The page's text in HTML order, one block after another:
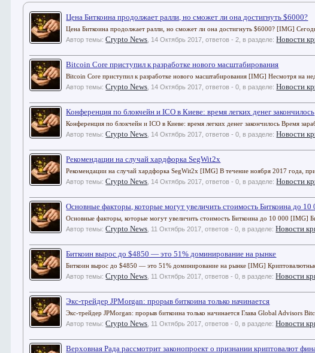
Цена Биткоина продолжает ралли, но сможет ли она достигнуть $6000?
Цена Биткоина продолжает ралли, но сможет ли она достигнуть $6000? [IMG]
Автор темы:Crypto News 14 Октябрь 2017 , ответов - 2, в разделе:Новости
Bitcoin Core приступил к разработке нового масштабирования
Bitcoin Core приступил к разработке нового масштабирования [IMG] Несмотря на
Автор темы:Crypto News 14 Октябрь 2017 , ответов - 0, в разделе:Новости
Конференция по блокчейн и ICO в Киеве: время легких денег закончилось
Конференция по блокчейн и ICO в Киеве: время легких денег закончилось Время
Автор темы:Crypto News 14 Октябрь 2017 , ответов - 0, в разделе:Новости
Рекомендации на случай хардфорка SegWit2x
Рекомендации на случай хардфорка SegWit2x [IMG] В течение ноября 2017 года,
Автор темы:Crypto News 14 Октябрь 2017 , ответов - 0, в разделе:Новости
Основные факторы, которые могут увеличить стоимость Биткоина до 10
Основные факторы, которые могут увеличить стоимость Биткоина до 10 000 [IMG]
Автор темы:Crypto News 11 Октябрь 2017 , ответов - 0, в разделе:Новости
Биткоин вырос до $4850 — это 51% доминирование на рынке
Биткоин вырос до $4850 — это 51% доминирование на рынке [IMG]
Автор темы:Crypto News 11 Октябрь 2017 , ответов - 0, в разделе:Новости
Экс-трейдер JPMorgan: прорыв биткоина только начинается
Экс-трейдер JPMorgan: прорыв биткоина только начинается Глава Global Advisors
Автор темы:Crypto News 11 Октябрь 2017 , ответов - 0, в разделе:Новости
Верховная Рада рассмотрит законопроект о признании криптовалют